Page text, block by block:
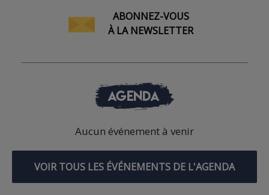
ABONNEZ-VOUS
À LA NEWSLETTER
AGENDA
Aucun événement à venir
VOIR TOUS LES ÉVÉNEMENTS DE L'AGENDA